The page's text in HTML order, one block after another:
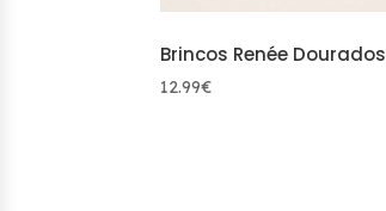
Brincos Renée Dourados
12.99€